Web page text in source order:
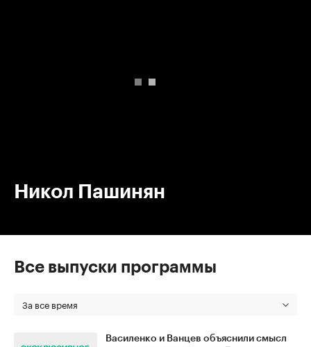
Никол Пашинян
Все выпуски программы
За все время
Василенко и Ванцев объяснили смысл